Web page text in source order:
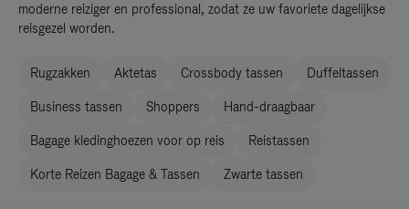
moderne reiziger en professional, zodat ze uw favoriete dagelijkse
reisgezel worden.
Rugzakken Aktetas Crossbody tassen Duffeltassen
Business tassen Shoppers Hand-draagbaar
Bagage kledinghoezen voor op reis Reistassen
Korte Reizen Bagage & Tassen Zwarte tassen